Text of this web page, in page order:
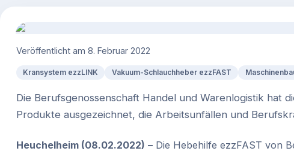
Veröffentlicht am 8. Februar 2022
Kransystem ezzLINK Vakuum-Schlauchheber ezzFAST
Die Berufsgenossenschaft Handel und Warenlogistik hat
Produkte ausgezeichnet, die Arbeitsunfällen und
Heuchelheim (08.02.2022) –Die Hebehilfe ezzFAST von